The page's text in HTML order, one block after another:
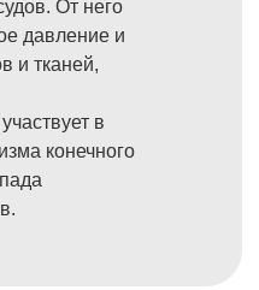
От него
давление и
и тканей,
в
конечного